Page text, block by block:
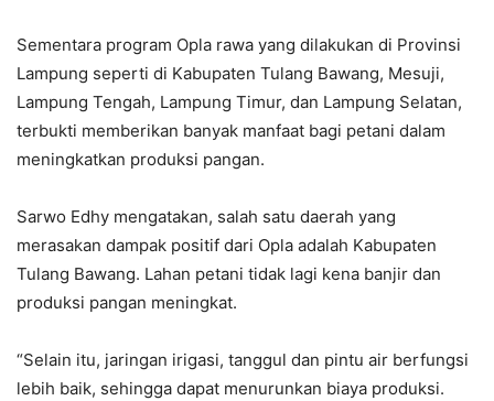
Sementara program Opla rawa yang dilakukan di Provinsi
Lampung seperti di Kabupaten Tulang Bawang, Mesuji,
Lampung Tengah, Lampung Timur, dan Lampung Selatan,
terbukti memberikan banyak manfaat bagi petani dalam
meningkatkan produksi pangan.
Sarwo Edhy mengatakan, salah satu daerah yang
merasakan dampak positif dari Opla adalah Kabupaten
Tulang Bawang. Lahan petani tidak lagi kena banjir dan
produksi pangan meningkat.
“Selain itu, jaringan irigasi, tanggul dan pintu air berfungsi
lebih baik, sehingga dapat menurunkan biaya produksi.